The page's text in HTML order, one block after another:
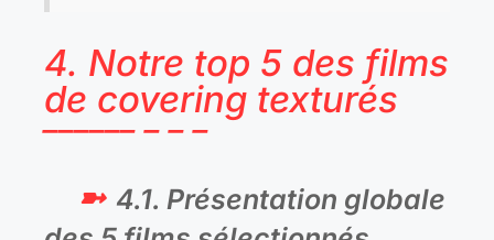
4. Notre top 5 des films
de covering texturés
4.1. Présentation globale